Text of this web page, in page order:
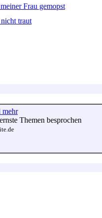
Frau gemopst
traut
mehr
Themen besprochen